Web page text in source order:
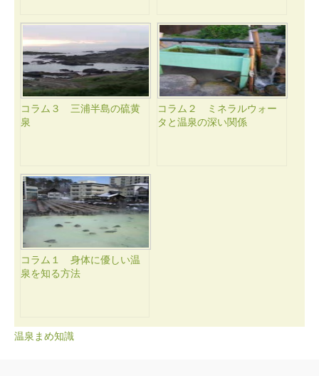
コラム３ 三浦半島の硫黄
泉
コラム２ ミネラルウォー
タと温泉の深い関係
コラム１ 身体に優しい温
泉を知る方法
温泉まめ知識